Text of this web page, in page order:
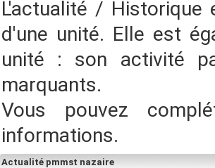
L'actualité / Historique
d'une unité. Elle est
unité : son activité
marquants.
Vous pouvez
informations.
Actualité pmmst nazaire